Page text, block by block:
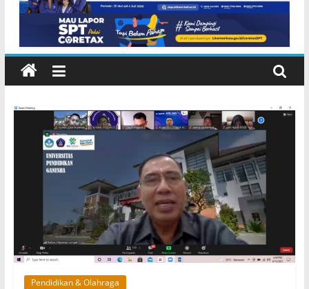
Inggris dan Peluang Studi
Internasional
Pendidikan & Olahraga